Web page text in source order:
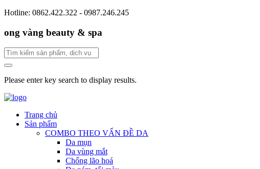
Hotline: 0862.422.322 - 0987.246.245
ong vàng beauty & spa
Please enter key search to display results.
Trang chủ
Sản phẩm
COMBO THEO VẤN ĐỀ DA
Da mụn
Da vùng mắt
Chống lão hoá